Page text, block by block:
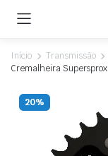
Início
Transmissão
Cremalheira
20%